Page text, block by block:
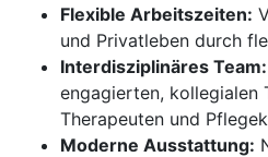
Flexible Arbeitszeiten:
und Privatleben durch
Interdisziplinäres Team:
engagierten, kollegialen
Therapeuten und
Moderne Ausstattung: